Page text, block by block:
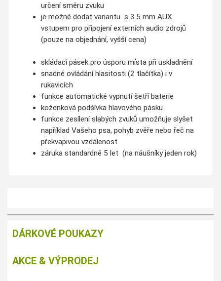
určení směru zvuku
je možné dodat variantu s 3.5 mm AUX
vstupem pro připojení externích audio zdrojů
(pouze na objednání, vyšší cena)
skládací pásek pro úsporu místa při uskladnění
snadné ovládání hlasitosti (2 tlačítka) i v
rukavicích
funkce automatické vypnutí šetří baterie
koženková podšívka hlavového pásku
funkce zesílení slabých zvuků umožňuje slyšet
například Vašeho psa, pohyb zvěře nebo řeč na
překvapivou vzdálenost
záruka standardně 5 let (na náušníky jeden rok)
DÁRKOVÉ POUKAZY
AKCE & VÝPRODEJ